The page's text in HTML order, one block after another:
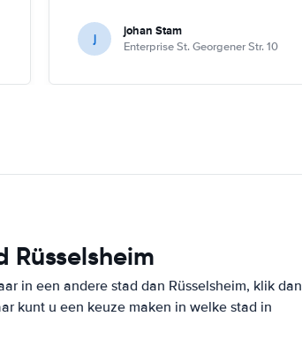
j johan Stam
Enterprise St. Georgener Str. 10
Rüsselsheim
in een andere stad dan Rüsselsheim, klik dan
kunt u een keuze maken in welke stad in